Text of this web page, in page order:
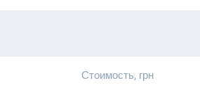
Стоимость, грн